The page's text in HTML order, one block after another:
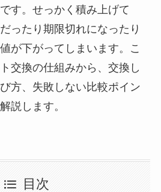
す。せっかく積み上げて
ったり期限切れになったり
が下がってしまいます。こ
交換の仕組みから、交換し
方、失敗しない比較ポイン
説します。
目次